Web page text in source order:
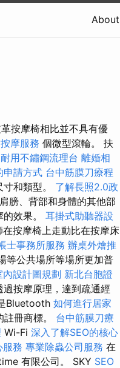
About
按摩椅相比並不具有優
摩服務 個微型滾輪。 扶
耐用不鏽鋼流理台 離婚相
申請方式 台中筋膜刀療程
和類型。 了解長照2.0政
膀、背部和身體的其他部
效果。 耳掛式助聽器設
在按摩椅上走動比在按摩床
士事務所服務 辦桌外燴推
等公共場所等場所更加普
內設計圖規劃 新北台胞證
按摩原理，達到疏通經
Bluetooth 如何進行居家
註冊商標。 台中筋膜刀療
Wi-Fi 深入了解SEO的核心
服務 專業除蟲公司服務 在
有限公司。 SKY SEO